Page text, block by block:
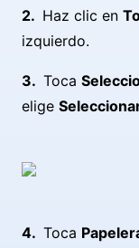
Haz clic en
izquierdo.
Toca
elige
Toca